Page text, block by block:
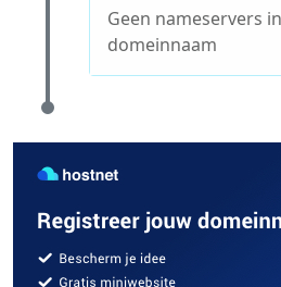
Geen nameservers
domeinnaam